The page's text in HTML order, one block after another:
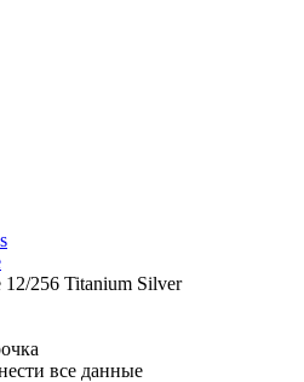
12/256 Titanium Silver
все данные